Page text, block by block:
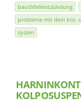
bauchfellentzündung
probleme mit dem kot-
zysten